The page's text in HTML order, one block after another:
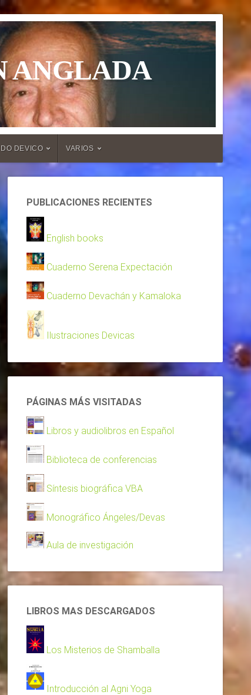
ANGLADA
DEVICO VARIOS
PUBLICACIONES RECIENTES
English books
Cuaderno Serena Expectación
Cuaderno Devachán y Kamaloka
Ilustraciones Devicas
PÁGINAS MÁS VISITADAS
Libros y audiolibros en Español
Biblioteca de conferencias
Síntesis biográfica VBA
Monográfico Ángeles/Devas
Aula de investigación
LIBROS MAS DESCARGADOS
Los Misterios de Shamballa
Introducción al Agni Yoga